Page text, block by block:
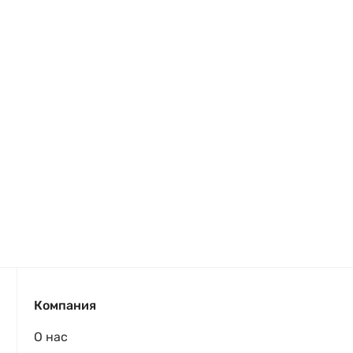
Компания
О нас